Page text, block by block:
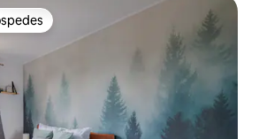
dos hóspedes